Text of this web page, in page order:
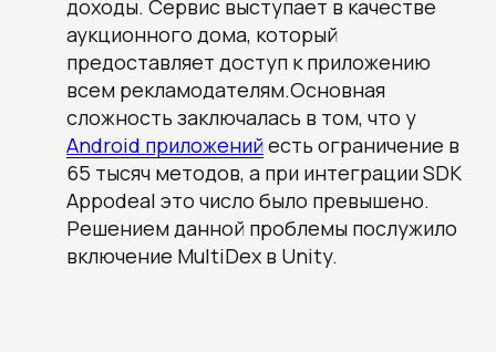
доходы. Сервис выступает в качестве
аукционного дома, который
предоставляет доступ к приложению
всем рекламодателям.Основная
сложность заключалась в том, что у
Android приложенийесть ограничение в
65 тысяч методов, а при интеграции SDK
Appodeal это число было превышено.
Решением данной проблемы послужило
включение MultiDex в Unity.
Получите наши
рекомендации, узнайте
стоимость и сроки
разработки вашего проекта
Овчинников Егор
Исполнительный
директор